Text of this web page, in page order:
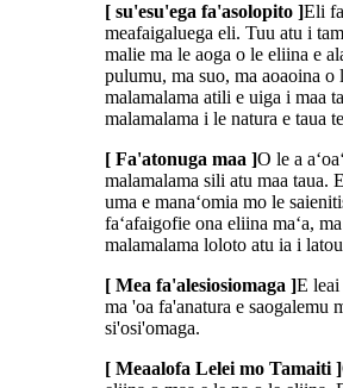
[ su'esu'ega fa'asolopito ]Eli
meafaigaluega eli. Tuu atu i
malie ma le aoga o le eliina e
pulumu, ma suo, ma aoaoina o
malamalama atili e uiga i maa
malamalama i le natura e taua
[ Fa'atonuga maa ]O le a
malamalama sili atu maa taua.
uma e manaʻomia mo le
faʻafaigofie ona eliina maʻa,
malamalama loloto atu ia i
[ Mea fa'alesiosiomaga ]E leai
ma 'oa fa'anatura e saogalemu
si'osi'omaga.
[ Meaalofa Lelei mo Tamaiti ]